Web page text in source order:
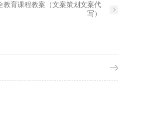
教育课程教案（文案策划文案代
写）